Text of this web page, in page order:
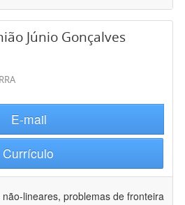
Júnio Gonçalves
E-mail
Currículo
não-lineares, problemas de fronteira